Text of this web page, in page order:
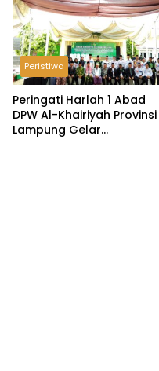
Peristiwa
Peringati Harlah 1 Abad
DPW Al-Khairiyah Provinsi
Lampung Gelar